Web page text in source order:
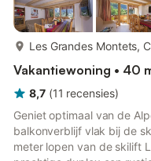
Les Grandes Montets,
Vakantiewoning • 40
8,7 (11 recensies)
Geniet optimaal van de
balkonverblijf vlak bij de
meter lopen van de skilift